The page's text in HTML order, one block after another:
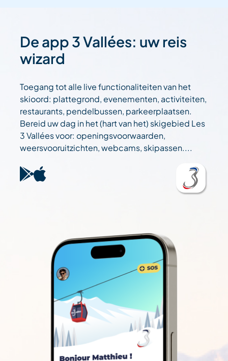
De app 3 Vallées: uw reis
wizard
Toegang tot alle live functionaliteiten van het
skioord: plattegrond, evenementen, activiteiten,
restaurants, pendelbussen, parkeerplaatsen.
Bereid uw dag in het (hart van het) skigebied Les
3 Vallées voor: openingsvoorwaarden,
weersvooruitzichten, webcams, skipassen....